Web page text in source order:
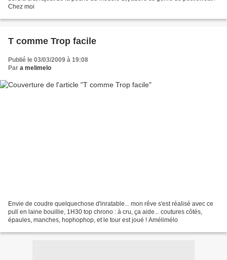
Chez moi
T comme Trop facile
Publié le 03/03/2009 à 19:08
Par a melimelo
Envie de coudre quelquechose d'inratable... mon rêve s'est réalisé avec ce
pull en laine bouillie, 1H30 top chrono : à cru, ça aide... coutures côtés,
épaules, manches, hophophop, et le tour est joué ! Amélimélo